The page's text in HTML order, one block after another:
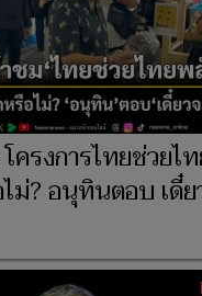
ครงการไทยช่วยไ
ม่? อนุทินตอบ เดี๋ย